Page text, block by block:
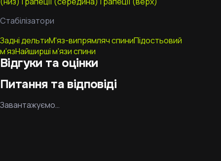
Стабілізатори
Задні дельтиМ'яз-випрямляч спиниПідостьовий
м'язНайширші м'язи спини
Відгуки та оцінки
Питання та відповіді
Завантажуємо…